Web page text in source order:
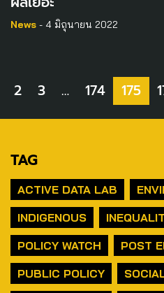
News - 4 มิถุนายน 2022
2 3 … 174 175
TAG
ACTIVE DATA LAB
INDIGENOUS
POLICY WATCH
POST
PUBLIC POLICY